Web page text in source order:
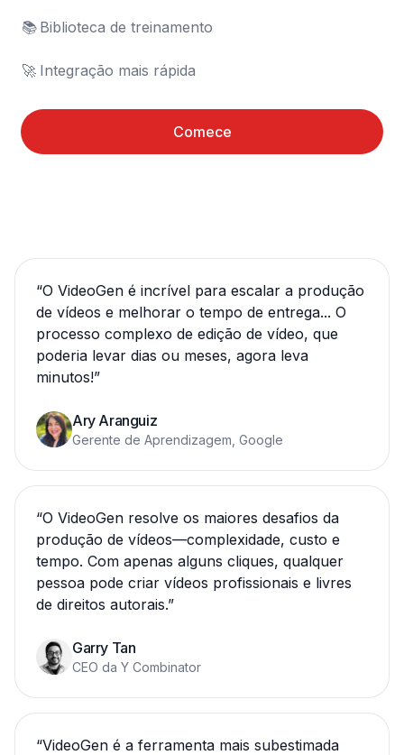
📚	Biblioteca de treinamento
🚀	Integração mais rápida
Comece
“O VideoGen é incrível para escalar a produção
de vídeos e melhorar o tempo de entrega... O
processo complexo de edição de vídeo, que
poderia levar dias ou meses, agora leva
minutos!”
Ary Aranguiz
Gerente de Aprendizagem, Google
“O VideoGen resolve os maiores desafios da
produção de vídeos—complexidade, custo e
tempo. Com apenas alguns cliques, qualquer
pessoa pode criar vídeos profissionais e livres
de direitos autorais.”
Garry Tan
CEO da Y Combinator
“VideoGen é a ferramenta mais subestimada